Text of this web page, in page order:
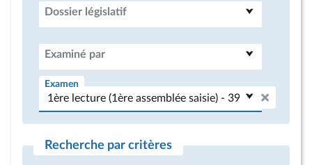
Dossier législatif
Examiné par
Examen
Recherche par critères